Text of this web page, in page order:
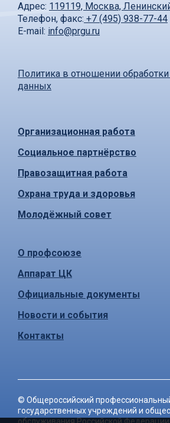
Адрес: 119119, Москва,
Телефон, факс: +7 (495) 938-77-44
E-mail: info@prgu.ru
Политика в отношении
данных
Организационная работа
Социальное партнёрство
Правозащитная работа
Охрана труда и здоровья
Молодёжный совет
О профсоюзе
Аппарат ЦК
Официальные документы
Новости и события
Контакты
© Общероссийский
государственных учреждений и